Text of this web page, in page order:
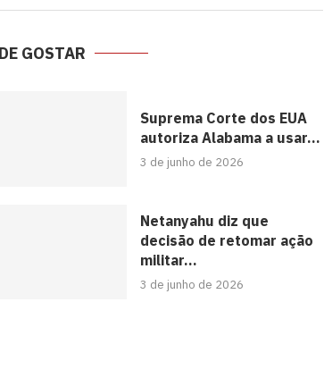
GOSTAR
Suprema Corte dos EUA
autoriza Alabama a usar...
3 de junho de 2026
Netanyahu diz que
decisão de retomar ação
militar...
3 de junho de 2026